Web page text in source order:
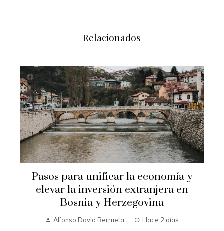
Relacionados
Pasos para unificar la economía y
elevar la inversión extranjera en
Bosnia y Herzegovina
Alfonso David Berrueta Hace 2 días